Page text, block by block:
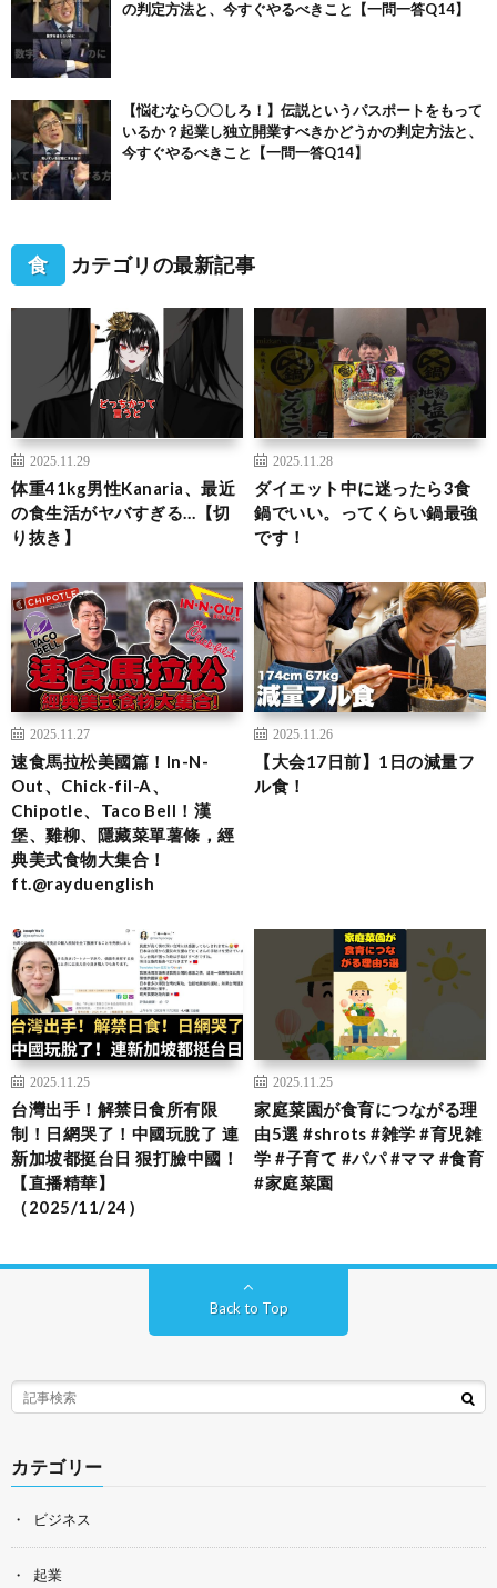
の判定方法と、今すぐやるべきこと【一問一答Q14】
【悩むなら〇〇しろ！】伝説というパスポートをもって
いるか？起業し独立開業すべきかどうかの判定方法と、
今すぐやるべきこと【一問一答Q14】
食 カテゴリの最新記事
2025.11.29
体重41kg男性Kanaria、最近
の食生活がヤバすぎる…【切
り抜き】
2025.11.28
ダイエット中に迷ったら3食
鍋でいい。ってくらい鍋最強
です！
2025.11.27
速食馬拉松美國篇！In-N-
Out、Chick-fil-A、
Chipotle、Taco Bell！漢
堡、雞柳、隱藏菜單薯條，經
典美式食物大集合！
ft.@rayduenglish
2025.11.26
【大会17日前】1日の減量フ
ル食！
2025.11.25
台灣出手！解禁日食所有限
制！日網哭了！中國玩脫了 連
新加坡都挺台日 狠打臉中國！
【直播精華】
（2025/11/24）
2025.11.25
家庭菜園が食育につながる理
由5選 #shrots #雑学 #育児雑
学 #子育て #パパ #ママ #食育
#家庭菜園
Back to Top
カテゴリー
ビジネス
起業